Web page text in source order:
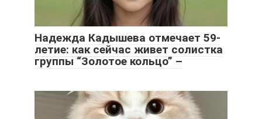
Надежда Кадышева отмечает 59-
летие: как сейчас живет солистка
группы “Золотое кольцо” –